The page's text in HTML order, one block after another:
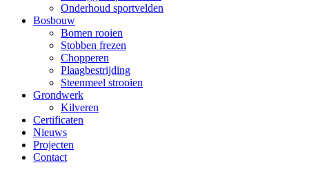
Onderhoud sportvelden
Bosbouw
Bomen rooien
Stobben frezen
Chopperen
Plaagbestrijding
Steenmeel strooien
Grondwerk
Kilveren
Certificaten
Nieuws
Projecten
Contact